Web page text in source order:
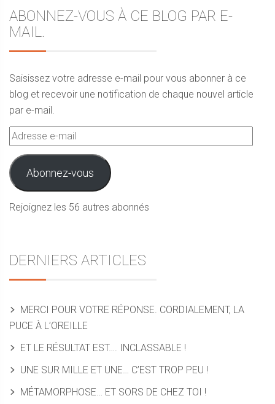
ABONNEZ-VOUS À CE BLOG PAR E-
MAIL.
Saisissez votre adresse e-mail pour vous abonner à ce
blog et recevoir une notification de chaque nouvel article
par e-mail.
Adresse
e-
mail
Abonnez-vous
Rejoignez les 56 autres abonnés
DERNIERS ARTICLES
MERCI POUR VOTRE RÉPONSE. CORDIALEMENT, LA
PUCE À L’OREILLE
ET LE RÉSULTAT EST…. INCLASSABLE !
UNE SUR MILLE ET UNE… C’EST TROP PEU !
MÉTAMORPHOSE… ET SORS DE CHEZ TOI !